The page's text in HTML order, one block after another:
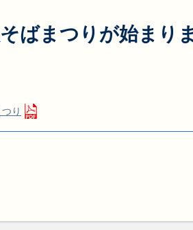
ばまつりが始まり
り